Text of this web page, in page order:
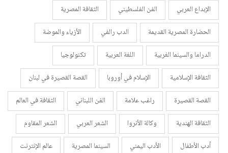
الإبداع العربي
الفن الفلسطيني
الثقافة المصرية
الحضارة المصرية القديمة
الدب رالفي
الأزياء والموضة
الدراما والسينما الغربية
اللغة العربية
تكنولوجيا
الثقافة الإسلامية
الإسلام في أوروبا
القصة القصيرة في لبنان
القصة القصيرة
راغب علامة الفن اللبناني
الثقافة في العالم
الثقافة الهندية
وكالة الأنروا الشعر العربي
الشعر المقاوم
أدب الأطفال
الأدب اليمني السينما المصرية
عالم الإنترنت